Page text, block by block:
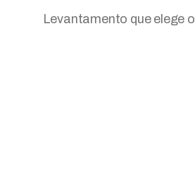
Levantamento que elege